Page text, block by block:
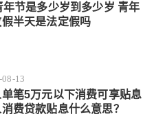
年节是多少岁到多少岁 青年
半天是法定假吗
08-13
笔5万元以下消费可享贴息
费贷款贴息什么意思？